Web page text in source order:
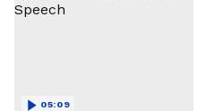
05:09